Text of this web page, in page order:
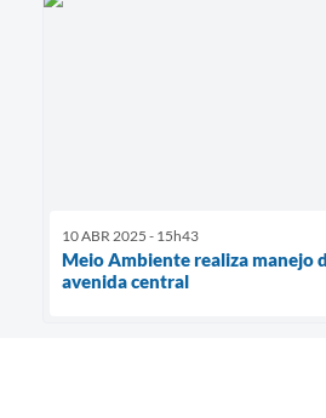
10 ABR 2025 - 15h43
Meio Ambiente realiza manejo
avenida central